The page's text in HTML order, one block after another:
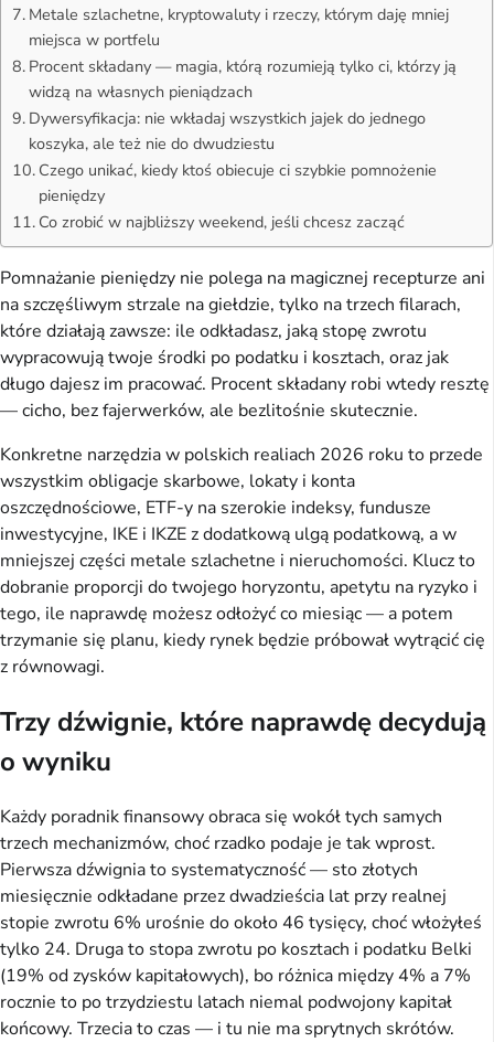
Metale szlachetne, kryptowaluty i rzeczy, którym daję mniej
miejsca w portfelu
Procent składany — magia, którą rozumieją tylko ci, którzy ją
widzą na własnych pieniądzach
Dywersyfikacja: nie wkładaj wszystkich jajek do jednego
koszyka, ale też nie do dwudziestu
Czego unikać, kiedy ktoś obiecuje ci szybkie pomnożenie
pieniędzy
Co zrobić w najbliższy weekend, jeśli chcesz zacząć
Pomnażanie pieniędzy nie polega na magicznej recepturze ani
na szczęśliwym strzale na giełdzie, tylko na trzech filarach,
które działają zawsze: ile odkładasz, jaką stopę zwrotu
wypracowują twoje środki po podatku i kosztach, oraz jak
długo dajesz im pracować. Procent składany robi wtedy resztę
— cicho, bez fajerwerków, ale bezlitośnie skutecznie.
Konkretne narzędzia w polskich realiach 2026 roku to przede
wszystkim obligacje skarbowe, lokaty i konta
oszczędnościowe, ETF-y na szerokie indeksy, fundusze
inwestycyjne, IKE i IKZE z dodatkową ulgą podatkową, a w
mniejszej części metale szlachetne i nieruchomości. Klucz to
dobranie proporcji do twojego horyzontu, apetytu na ryzyko i
tego, ile naprawdę możesz odłożyć co miesiąc — a potem
trzymanie się planu, kiedy rynek będzie próbował wytrącić cię
z równowagi.
Trzy dźwignie, które naprawdę decydują
o wyniku
Każdy poradnik finansowy obraca się wokół tych samych
trzech mechanizmów, choć rzadko podaje je tak wprost.
Pierwsza dźwignia to systematyczność — sto złotych
miesięcznie odkładane przez dwadzieścia lat przy realnej
stopie zwrotu 6% urośnie do około 46 tysięcy, choć włożyłeś
tylko 24. Druga to stopa zwrotu po kosztach i podatku Belki
(19% od zysków kapitałowych), bo różnica między 4% a 7%
rocznie to po trzydziestu latach niemal podwojony kapitał
końcowy. Trzecia to czas — i tu nie ma sprytnych skrótów.